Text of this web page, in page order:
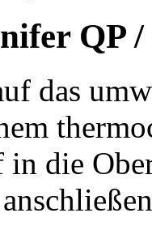
QP
das
die